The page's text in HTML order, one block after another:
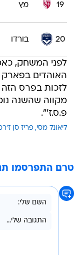
19 מץ
20 בורדו
לפני המשחק,
האוהדים בפארק
לזכות בפרס הזה
מקווה שהשנה
פ.ס.ז'".
ליאונל מסי פריז סן
טרם התפרסמו